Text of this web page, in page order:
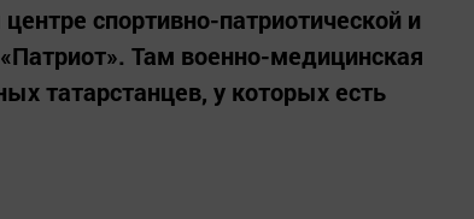
спортивно-патриотической и
Там военно-медицинская
татарстанцев, у которых есть